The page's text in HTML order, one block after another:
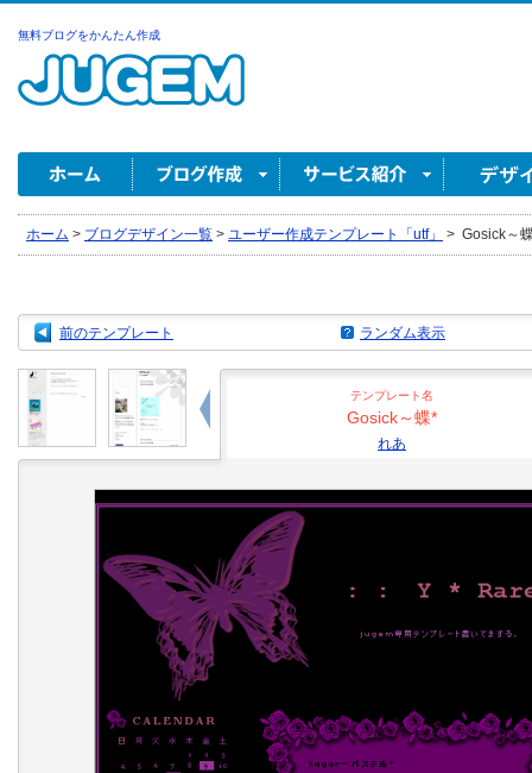
無料ブログをかんたん作成
ホーム > ブログデザイン一覧 > ユーザー作成テンプレート「utf」 > Gosick～
前のテンプレート ランダム表示
テンプレート名
Gosick～蝶*
れあ